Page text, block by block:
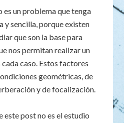
es un problema que tenga
y sencilla, porque existen
que son la base para
nos permitan realizar un
caso. Estos factores
geométricas, de
y de focalización.
este post no es el estudio